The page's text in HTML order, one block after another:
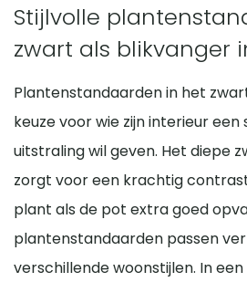
Stijlvolle
zwart als blikvanger
Plantenstandaarden in het
keuze voor wie zijn interieur
uitstraling wil geven. Het diepe
zorgt voor een krachtig
plant als de pot extra goed
plantenstandaarden passen
verschillende woonstijlen. In